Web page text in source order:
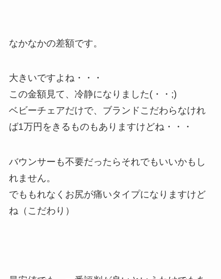
なかなかの差額です。
大きいですよね・・・
この金額見て、冷静になりました(・・;)
ベビーチェアだけで、ブランドこだわらなけれ
ば1万円をきるものもありますけどね・・・
バウンサーも不要だったらそれでもいいかもし
れません。
でももれなくお尻が痛いタイプになりますけど
ね（こだわり）